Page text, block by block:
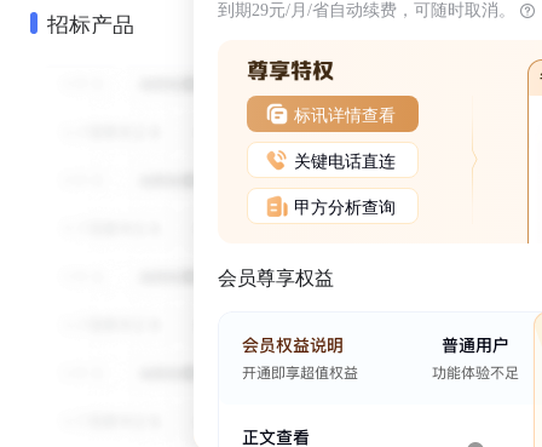
招标产品 到期29元/月/省自动续费，可随时取消。
标讯详情查看
关键电话直连
甲方分析查询
会员尊享权益